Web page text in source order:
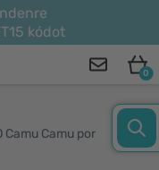
kódot
0
Camu Camu por